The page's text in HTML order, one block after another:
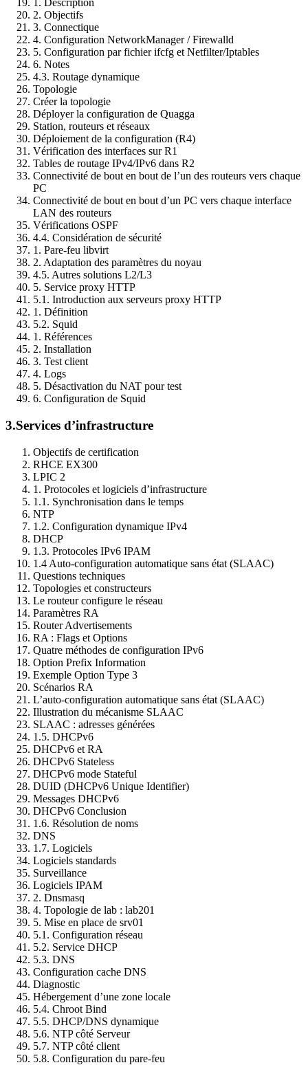
1. Description
2. Objectifs
3. Connectique
4. Configuration NetworkManager / Firewalld
5. Configuration par fichier ifcfg et Netfilter/Iptables
6. Notes
4.3. Routage dynamique
Topologie
Créer la topologie
Déployer la configuration de Quagga
Station, routeurs et réseaux
Déploiement de la configuration (R4)
Vérification des interfaces sur R1
Tables de routage IPv4/IPv6 dans R2
Connectivité de bout en bout de l’un des routeurs vers chaque
PC
Connectivité de bout en bout d’un PC vers chaque interface
LAN des routeurs
Vérifications OSPF
4.4. Considération de sécurité
1. Pare-feu libvirt
2. Adaptation des paramètres du noyau
4.5. Autres solutions L2/L3
5. Service proxy HTTP
5.1. Introduction aux serveurs proxy HTTP
1. Définition
5.2. Squid
1. Références
2. Installation
3. Test client
4. Logs
5. Désactivation du NAT pour test
6. Configuration de Squid
3.Services d’infrastructure
Objectifs de certification
RHCE EX300
LPIC 2
1. Protocoles et logiciels d’infrastructure
1.1. Synchronisation dans le temps
NTP
1.2. Configuration dynamique IPv4
DHCP
1.3. Protocoles IPv6 IPAM
1.4 Auto-configuration automatique sans état (SLAAC)
Questions techniques
Topologies et constructeurs
Le routeur configure le réseau
Paramètres RA
Router Advertisements
RA : Flags et Options
Quatre méthodes de configuration IPv6
Option Prefix Information
Exemple Option Type 3
Scénarios RA
L’auto-configuration automatique sans état (SLAAC)
Illustration du mécanisme SLAAC
SLAAC : adresses générées
1.5. DHCPv6
DHCPv6 et RA
DHCPv6 Stateless
DHCPv6 mode Stateful
DUID (DHCPv6 Unique Identifier)
Messages DHCPv6
DHCPv6 Conclusion
1.6. Résolution de noms
DNS
1.7. Logiciels
Logiciels standards
Surveillance
Logiciels IPAM
2. Dnsmasq
4. Topologie de lab : lab201
5. Mise en place de srv01
5.1. Configuration réseau
5.2. Service DHCP
5.3. DNS
Configuration cache DNS
Diagnostic
Hébergement d’une zone locale
5.4. Chroot Bind
5.5. DHCP/DNS dynamique
5.6. NTP côté Serveur
5.7. NTP côté client
5.8. Configuration du pare-feu